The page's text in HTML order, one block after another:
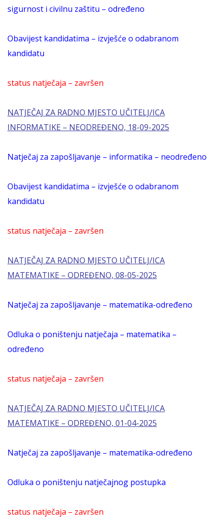
sigurnost i civilnu zaštitu – određeno
Obavijest kandidatima – izvješće o odabranom
kandidatu
status natječaja – završen
NATJEČAJ ZA RADNO MJESTO UČITELJ/ICA
INFORMATIKE – NEODREĐENO, 18-09-2025
Natječaj za zapošljavanje – informatika – neodređeno
Obavijest kandidatima – izvješće o odabranom
kandidatu
status natječaja – završen
NATJEČAJ ZA RADNO MJESTO UČITELJ/ICA
MATEMATIKE – ODREĐENO, 08-05-2025
Natječaj za zapošljavanje – matematika-određeno
Odluka o poništenju natječaja – matematika –
određeno
status natječaja – završen
NATJEČAJ ZA RADNO MJESTO UČITELJ/ICA
MATEMATIKE – ODREĐENO, 01-04-2025
Natječaj za zapošljavanje – matematika-određeno
Odluka o poništenju natječajnog postupka
status natječaja – završen